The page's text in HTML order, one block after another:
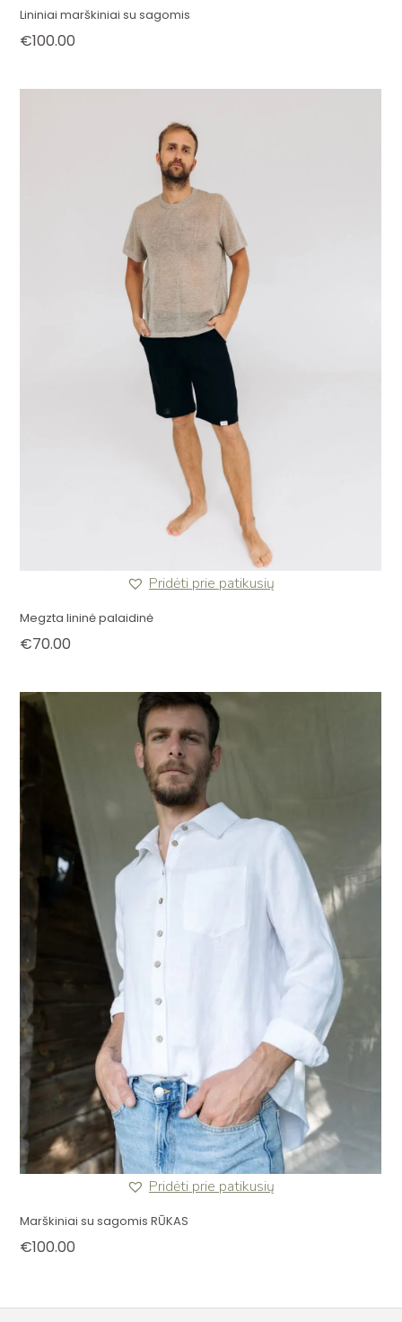
Lininiai marškiniai su sagomis
€100.00
Pridėti prie patikusių
Megzta lininė palaidinė
€70.00
Pridėti prie patikusių
Marškiniai su sagomis RŪKAS
€100.00